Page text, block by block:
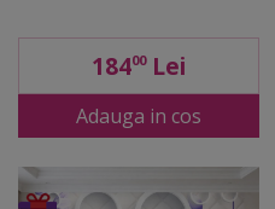
18400Lei
Adauga in cos